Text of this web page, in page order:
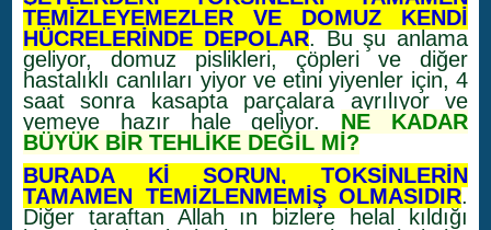
TEMİZLEYEMEZLER VE DOMUZ KENDİ
HÜCRELERİNDE DEPOLAR. Bu şu anlama
geliyor, domuz pislikleri, çöpleri ve diğer
hastalıklı canlıları yiyor ve etini yiyenler için, 4
saat sonra kasapta parçalara ayrılıyor ve
yemeye hazır hale geliyor. NE KADAR
BÜYÜK BİR TEHLİKE DEĞİL Mİ?
BURADA Kİ SORUN, TOKSİNLERİN
TAMAMEN TEMİZLENMEMİŞ OLMASIDIR.
Diğer taraftan Allah ın bizlere helal kıldığı